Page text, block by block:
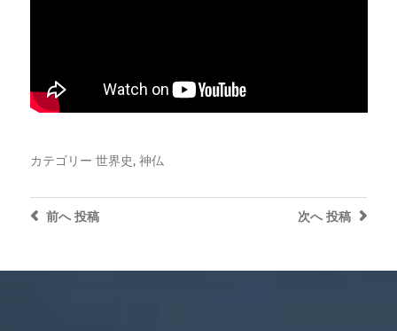
カテゴリー 世界史, 神仏
次へ 投稿
前へ投稿